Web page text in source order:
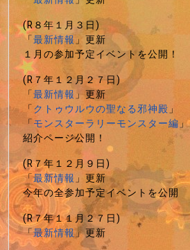
(R８年１月３日)
「最新情報」更新
１月の参加予定イベントを公開！
(R７年１２月２７日)
「最新情報」更新
「クトゥウルウの聖なる邪神殿」
「モンスターラリーモンスター編」
紹介ページ公開！
(R７年１２月９日)
「最新情報」更新
今年の全参加予定イベントを公開
(R７年１１月２７日)
「最新情報」更新